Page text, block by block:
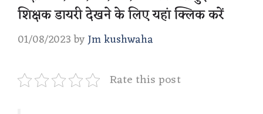
शिक्षक डायरी देखने के लिए यहां क्लिक करें
01/08/2023 byJm kushwaha
Rate this post